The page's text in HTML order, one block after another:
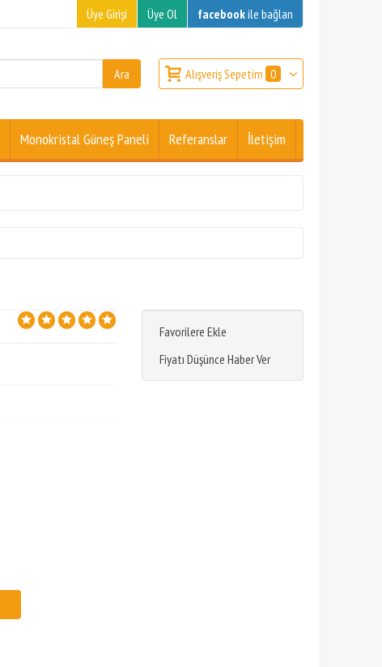
Üye Girişi Üye Ol facebookile bağlan
Alışveriş Sepetim 0
Monokristal Güneş Paneli Referanslar İletişim
Favorilere Ekle
Fiyatı Düşünce Haber Ver